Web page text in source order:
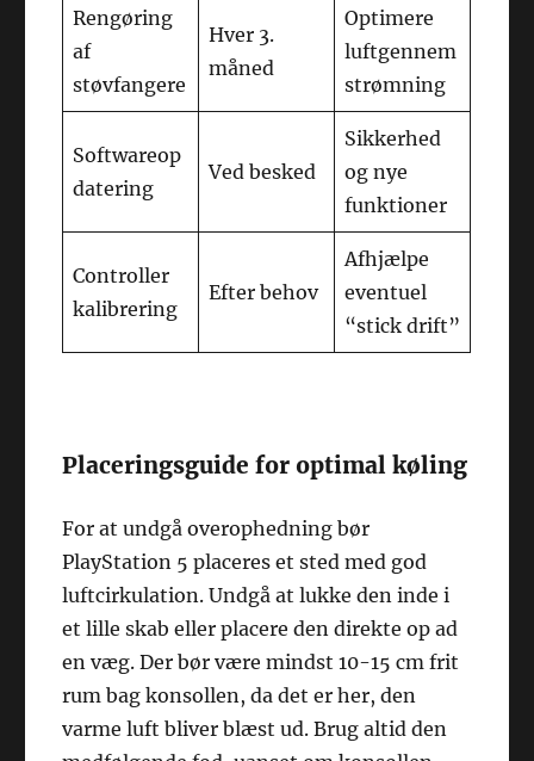
Rengøring
af
støvfangere
Hver 3.
måned
Optimere
luftgennem
strømning
Softwareop
datering
Ved besked
Sikkerhed
og nye
funktioner
Controller
kalibrering
Efter behov
Afhjælpe
eventuel
“stick drift”
Placeringsguide for optimal køling
For at undgå overophedning bør
PlayStation 5 placeres et sted med god
luftcirkulation. Undgå at lukke den inde i
et lille skab eller placere den direkte op ad
en væg. Der bør være mindst 10-15 cm frit
rum bag konsollen, da det er her, den
varme luft bliver blæst ud. Brug altid den